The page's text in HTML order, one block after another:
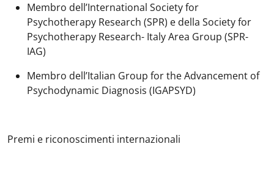
Membro dell’International Society for
Psychotherapy Research (SPR) e della Society for
Psychotherapy Research- Italy Area Group (SPR-
IAG)
Membro dell’Italian Group for the Advancement of
Psychodynamic Diagnosis (IGAPSYD)
Premi e riconoscimenti internazionali